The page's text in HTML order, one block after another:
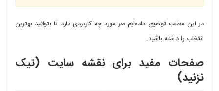
در این مطلب توضیح داده‌ایم هر مورد چه کاربردی دارد تا بتوانید بهترین
انتخاب را داشته باشید.
صفحات مفید برای نقشه سایت (تیک
نزنید)